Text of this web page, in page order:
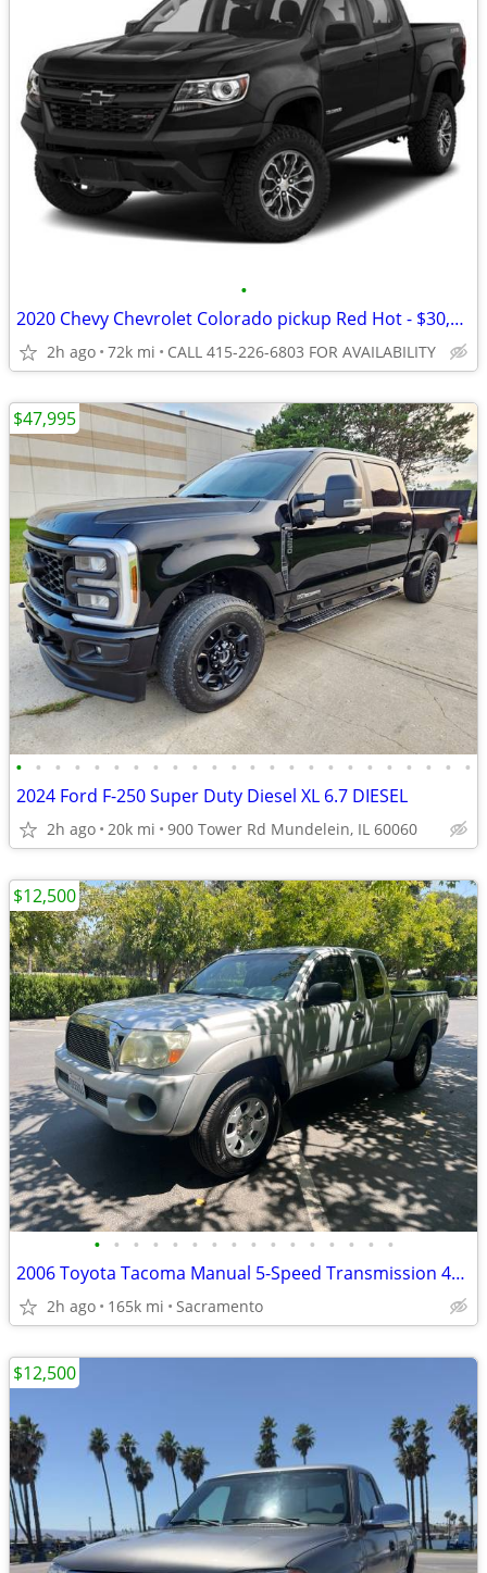
•
2020 Chevy Chevrolet Colorado pickup Red Hot - $30,078
2h ago 72k mi CALL 415-226-6803 FOR AVAILABILITY
• • • • • • • • • • • • • • • • • • • • • • • •
2024 Ford F-250 Super Duty Diesel XL 6.7 DIESEL
2h ago 20k mi 900 Tower Rd Mundelein, IL 60060
$47,995
• • • • • • • • • • • • • • • •
2006 Toyota Tacoma Manual 5-Speed Transmission 4WD
2h ago 165k mi Sacramento
$12,500
$12,500